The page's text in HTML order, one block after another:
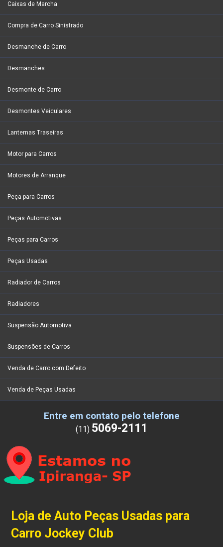
Caixas de Marcha
Compra de Carro Sinistrado
Desmanche de Carro
Desmanches
Desmonte de Carro
Desmontes Veiculares
Lanternas Traseiras
Motor para Carros
Motores de Arranque
Peça para Carros
Peças Automotivas
Peças para Carros
Peças Usadas
Radiador de Carros
Radiadores
Suspensão Automotiva
Suspensões de Carros
Venda de Carro com Defeito
Venda de Peças Usadas
Entre em contato pelo telefone
(11) 5069-2111
Loja de Auto Peças Usadas para
Carro Jockey Club